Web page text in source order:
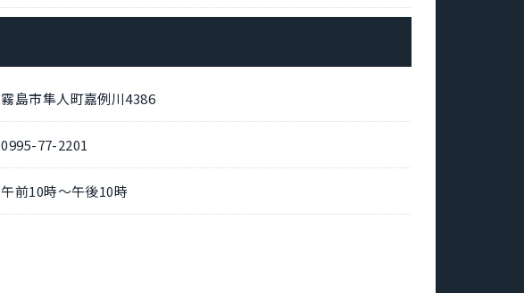
霧島市隼人町嘉例川4386
0995-77-2201
午前10時～午後10時